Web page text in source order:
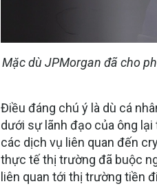
Mặc dù JPMorgan đã cho
Điều đáng chú ý là dù cá
dưới sự lãnh đạo của ông
các dịch vụ liên quan đến
thực tế thị trường đã buộc
liên quan tới thị trường tiền